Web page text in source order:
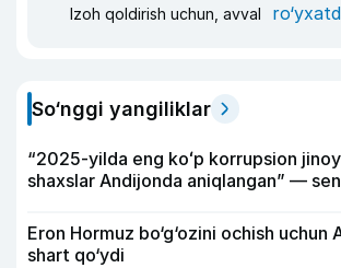
Izoh qoldirish uchun, avval
So‘nggi yangiliklar
“2025-yilda eng koʻp korrupsion
shaxslar Andijonda aniqlangan” —
Eron Hormuz bo‘g‘ozini ochish uchun
shart qo‘ydi